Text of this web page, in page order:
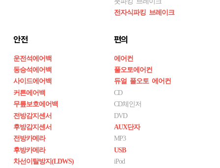
전자식파킹 브레이크
안전
운전석에어백
동승석에어백
사이드에어백
커튼에어백
무릎보호에어백
전방감지센서
후방감지센서
전방카메라
후방카메라
차선이탈방지(LDWS)
편의
에어컨
풀오토에어컨
듀얼 풀오토 에어컨
CD
CD체인저
DVD
AUX단자
MP3
USB
iPod